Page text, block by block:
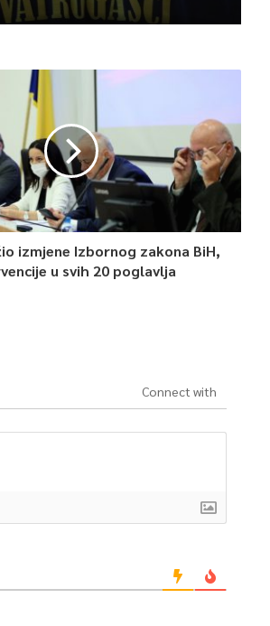
izmjene Izbornog zakona BiH,
u svih 20 poglavlja
Connect with